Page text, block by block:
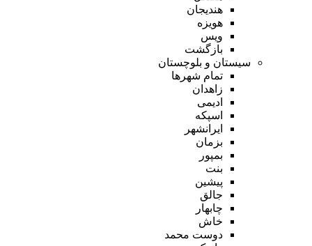
هندیجان
هویزه
ویس
بازگشت
سیستان و بلوچستان
تمام شهر‌ها
زاهدان
ادیمی
اسپکه
ایرانشهر
بزمان
بمپور
بنت
پیشین
جالق
چابهار
خاش
دوست محمد